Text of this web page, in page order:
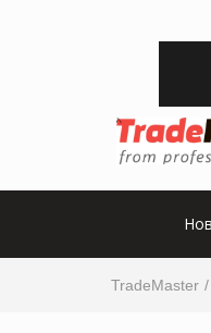
TradeMaster